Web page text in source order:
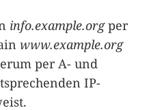
info.example.orgper
www.example.org
per A- und
IP-